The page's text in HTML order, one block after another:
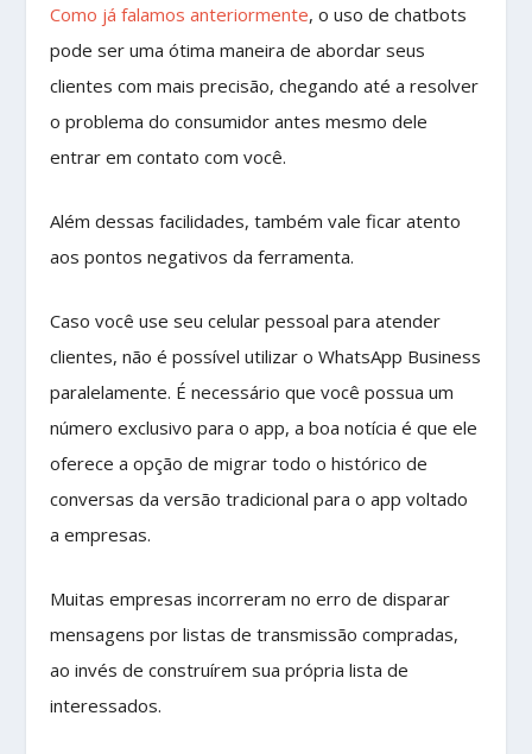
Como já falamos anteriormente, o uso de chatbots
pode ser uma ótima maneira de abordar seus
clientes com mais precisão, chegando até a resolver
o problema do consumidor antes mesmo dele
entrar em contato com você.
Além dessas facilidades, também vale ficar atento
aos pontos negativos da ferramenta.
Caso você use seu celular pessoal para atender
clientes, não é possível utilizar o WhatsApp Business
paralelamente. É necessário que você possua um
número exclusivo para o app, a boa notícia é que ele
oferece a opção de migrar todo o histórico de
conversas da versão tradicional para o app voltado
a empresas.
Muitas empresas incorreram no erro de disparar
mensagens por listas de transmissão compradas,
ao invés de construírem sua própria lista de
interessados.